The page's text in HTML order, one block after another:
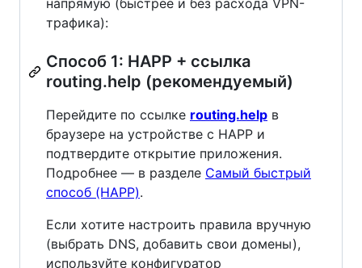
напрямую (быстрее и без расхода VPN-
трафика):
Способ 1: HAPP + ссылка
routing.help (рекомендуемый)
Перейдите по ссылке routing.help в
браузере на устройстве с HAPP и
подтвердите открытие приложения.
Подробнее — в разделе Самый быстрый
способ (HAPP).
Если хотите настроить правила вручную
(выбрать DNS, добавить свои домены),
используйте конфигуратор